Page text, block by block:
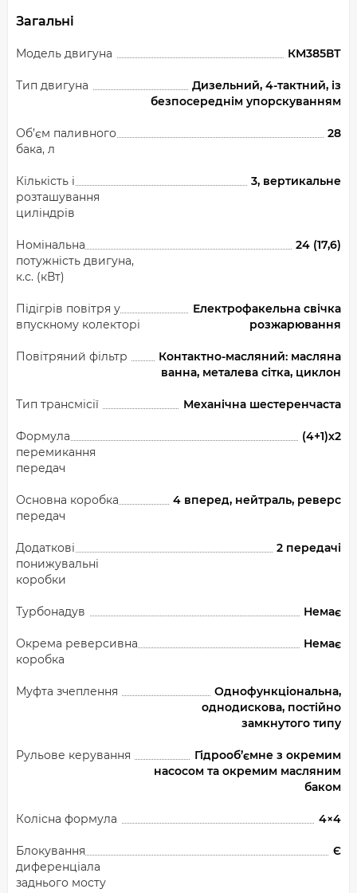
Загальні
Модель двигуна КМ385ВТ
Тип двигуна
Дизельний, 4-тактний, із
безпосереднім упорскуванням
Об’єм паливного
бака, л
28
Кількість і
розташування
циліндрів
3, вертикальне
Номінальна
потужність двигуна,
к.с. (кВт)
24 (17,6)
Підігрів повітря у
впускному колекторі
Електрофакельна свічка
розжарювання
Повітряний фільтр
Контактно-масляний: масляна
ванна, металева сітка, циклон
Тип трансмісії Механічна шестеренчаста
Формула
перемикання
передач
(4+1)х2
Основна коробка
передач
4 вперед, нейтраль, реверс
Додаткові
понижувальні
коробки
2 передачі
Турбонадув Немає
Окрема реверсивна
коробка
Немає
Муфта зчеплення
Однофункціональна,
однодискова, постійно
замкнутого типу
Рульове керування
Гідрооб’ємне з окремим
насосом та окремим масляним
баком
Колісна формула 4×4
Блокування
диференціала
заднього мосту
Є